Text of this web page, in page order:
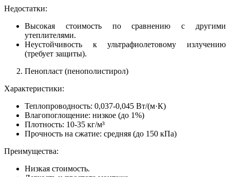
Недостатки:
Высокая стоимость по сравнению с другими
утеплителями.
Неустойчивость к ультрафиолетовому излучению
(требует защиты).
Пенопласт (пенополистирол)
Характеристики:
Теплопроводность: 0,037-0,045 Вт/(м·К)
Влагопоглощение: низкое (до 1%)
Плотность: 10-35 кг/м³
Прочность на сжатие: средняя (до 150 кПа)
Преимущества:
Низкая стоимость.